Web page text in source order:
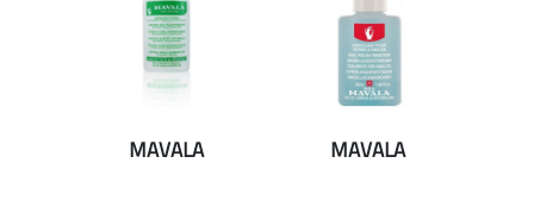
MAVALA MAVALA